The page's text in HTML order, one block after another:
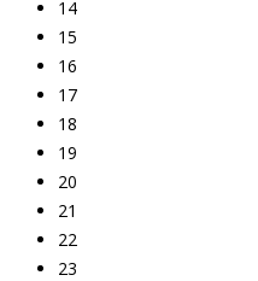
14
15
16
17
18
19
20
21
22
23